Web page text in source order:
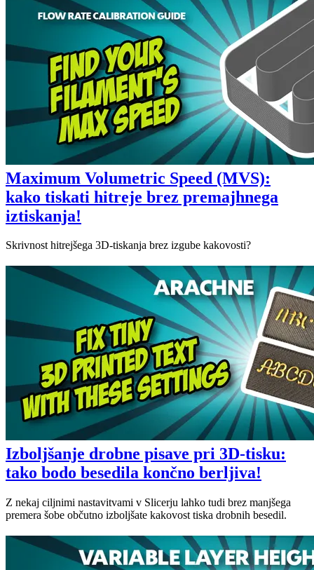
Maximum Volumetric Speed (MVS):
kako tiskati hitreje brez premajhnega
iztiskanja!
Skrivnost hitrejšega 3D-tiskanja brez izgube kakovosti?
Izboljšanje drobne pisave pri 3D-tisku:
tako bodo besedila končno berljiva!
Z nekaj ciljnimi nastavitvami v Slicerju lahko tudi brez manjšega
premera šobe občutno izboljšate kakovost tiska drobnih besedil.